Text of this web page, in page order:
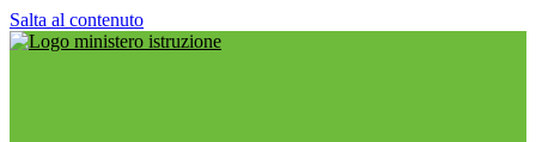
Salta al contenuto